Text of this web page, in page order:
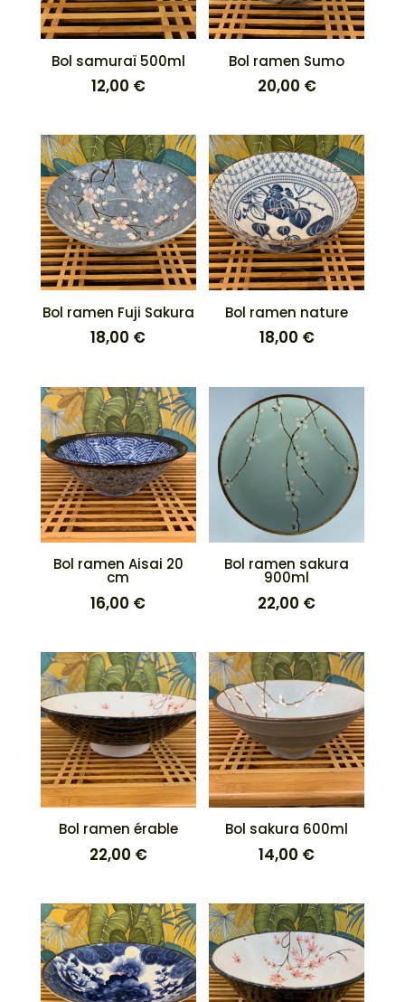
Bol samuraï 500ml
12,00 €
Bol ramen Sumo
20,00 €
Bol ramen Fuji Sakura
18,00 €
Bol ramen nature
18,00 €
Bol ramen Aisai 20
cm
16,00 €
Bol ramen sakura
900ml
22,00 €
Bol ramen érable
22,00 €
Bol sakura 600ml
14,00 €